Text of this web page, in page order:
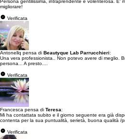
Persona gentilissima, intraprendente e volenterosa. E'
migliorare!
Verificata
Antonellq pensa di Beautyque Lab Parrucchieri:
Una vera professionista.. Non potevo avere di meglio.
persona... A presto....
Verificata
Francesca pensa di Teresa:
Mi ha contattata subito e il giorno seguente era già
contenta per la sua puntualità, serietà, buona qualità /
Verificata